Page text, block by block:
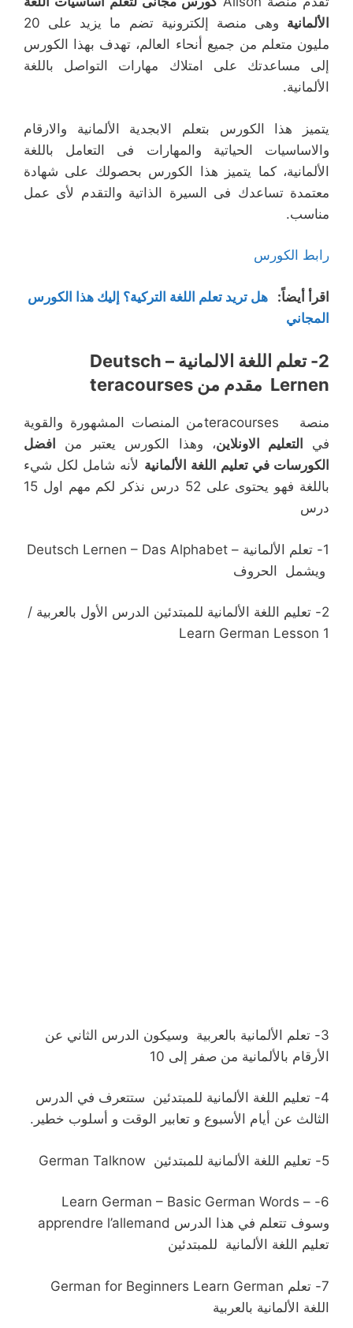
الألمانية
وهى منصة إلكترونية تضم ما يزيد على 20
مليون متعلم من جميع أنحاء العالم، تهدف بهذا الكورس
إلى مساعدتك على امتلاك مهارات التواصل باللغة
الألمانية.
يتميز هذا الكورس بتعلم الابجدية الألمانية والارقام
والاساسيات الحياتية والمهارات فى التعامل باللغة
الألمانية، كما يتميز هذا الكورس بحصولك على شهادة
معتمدة تساعدك فى السيرة الذاتية والتقدم لأى عمل
مناسب.
رابط الكورس
اقرأ أيضاً:
هل تريد تعلم اللغة التركية؟ إليك هذا الكورس
المجاني
2-
تعلم اللغة الالمانية – Deutsch
Lernen مقدم من teracourses
منصة teracoursesمن المنصات المشهورة والقوية
في
التعليم الاونلاين، وهذا الكورس يعتبر من
افضل
الكورسات في تعليم اللغة الألمانية لأنه شامل لكل شيء
باللغة فهو يحتوى على 52 درس نذكر لكم مهم اول 15
درس
1-
Deutsch Lernen – Das Alphabet – تعلم الألمانية
2-
تعليم اللغة الألمانية للمبتدئين الدرس الأول بالعربية /
Learn German Lesson 1
3-
تعلم الألمانية بالعربية وسيكون الدرس الثاني عن
الأرقام بالألمانية من صفر إلى 10
4-
تعليم اللغة الألمانية للمبتدئين ستتعرف في الدرس
الثالث عن أيام الأسبوع و تعابير الوقت و أسلوب خطير.
5- German Talknow تعليم اللغة الألمانية للمبتدئين
6-
Learn German – Basic German Words –
apprendre l’allemandوسوف تتعلم في هذا الدرس
تعليم اللغة الألمانية للمبتدئين
7-
German for Beginners Learn German تعلم
اللغة الألمانية بالعربية